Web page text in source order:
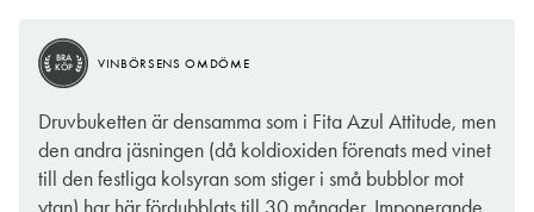
BRA
KÖP
VINBÖRSENS OMDÖME
Druvbuketten är densamma som i Fita Azul Attitude, men
den andra jäsningen (då koldioxiden förenats med vinet
till den festliga kolsyran som stiger i små bubblor mot